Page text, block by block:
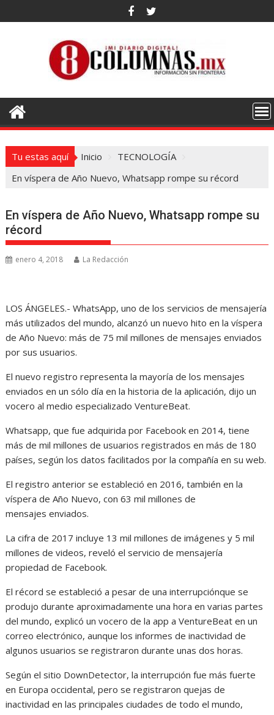
al
Tu estas aquí Inicio
TECNOLOGÍA
En víspera de Año Nuevo, Whatsapp rompe su récord
En víspera de Año Nuevo, Whatsapp rompe su
récord
enero 4, 2018 La Redacción
LOS ÁNGELES.- WhatsApp, uno de los servicios de mensajería
más utilizados del mundo, alcanzó un nuevo hito en la víspera
de Año Nuevo: más de 75 mil millones de mensajes enviados
por sus usuarios.
El nuevo registro representa la mayoría de los mensajes
enviados en un sólo día en la historia de la aplicación, dijo un
vocero al medio especializado VentureBeat.
Whatsapp, que fue adquirida por Facebook en 2014, tiene
más de mil millones de usuarios registrados en más de 180
países, según los datos facilitados por la compañía en su web.
El registro anterior se estableció en 2016, también en la
víspera de Año Nuevo, con 63 mil millones de
mensajes enviados.
La cifra de 2017 incluye 13 mil millones de imágenes y 5 mil
millones de videos, reveló el servicio de mensajería
propiedad de Facebook.
El récord se estableció a pesar de una interrupciónque se
produjo durante aproximadamente una hora en varias partes
del mundo, explicó un vocero de la app a VentureBeat en un
correo electrónico, aunque los informes de inactividad de
algunos usuarios se registraron durante unas dos horas.
Según el sitio DownDetector, la interrupción fue más fuerte
en Europa occidental, pero se registraron quejas de
inactividad en las principales ciudades de todo el mundo,